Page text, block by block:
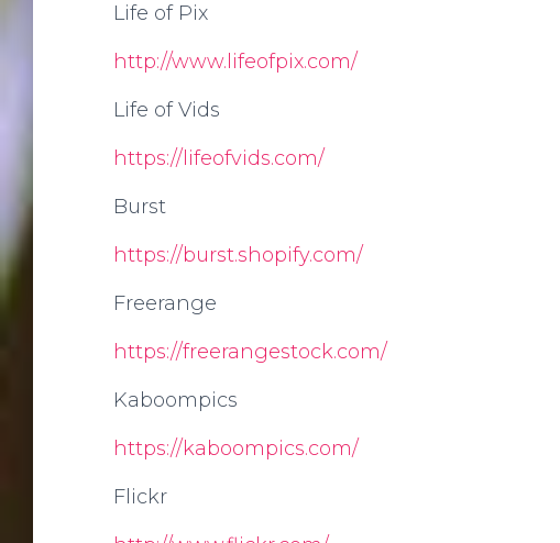
Life of Pix
http://www.lifeofpix.com/
Life of Vids
https://lifeofvids.com/
Burst
https://burst.shopify.com/
Freerange
https://freerangestock.com/
Kaboompics
https://kaboompics.com/
Flickr